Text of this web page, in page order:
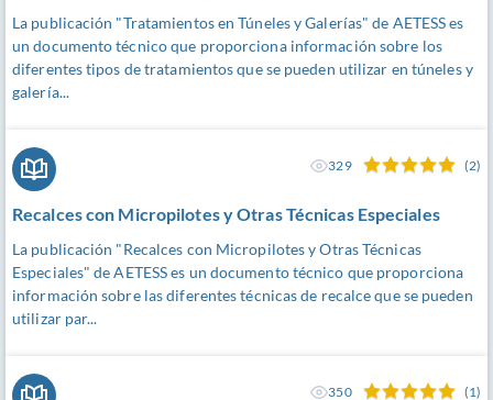
La publicación "Tratamientos en Túneles y Galerías" de AETESS es
un documento técnico que proporciona información sobre los
diferentes tipos de tratamientos que se pueden utilizar en túneles y
galería...
Recalces con Micropilotes y Otras Técnicas Especiales
La publicación "Recalces con Micropilotes y Otras Técnicas
Especiales" de AETESS es un documento técnico que proporciona
información sobre las diferentes técnicas de recalce que se pueden
utilizar par...
329 (2)
350 (1)